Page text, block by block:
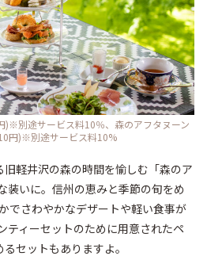
)※別途サービス料10％、森のアフタヌーン
円)※別途サービス料10%
軽井沢の森の時間を愉しむ「森のア
装いに。信州の恵みと季節の旬をめ
でさわやかなデザートや軽い食事が
ティーセットのために用意されたペ
セットもありますよ。